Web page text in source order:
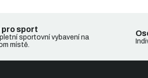
pro sport
sportovní vybavení na
místě.